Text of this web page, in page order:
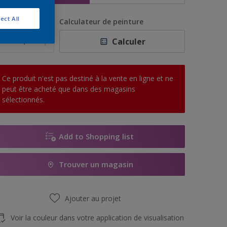
Calculateur de peinture
Calculer
Ce produit n'est pas destiné à la vente en ligne et ne
peut être acheté que dans des magasins
sélectionnés.
Add to Shopping list
Trouver un magasin
Ajouter au projet
Voir la couleur dans votre application de visualisation
All